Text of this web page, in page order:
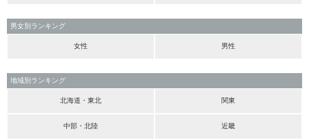
男女別ランキング
女性 男性
地域別ランキング
北海道・東北 関東
中部・北陸 近畿